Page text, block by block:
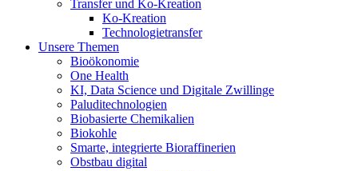
Transfer und Ko-Kreation
Ko-Kreation
Technologietransfer
Unsere Themen
Bioökonomie
One Health
KI, Data Science und Digitale Zwillinge
Paluditechnologien
Biobasierte Chemikalien
Biokohle
Smarte, integrierte Bioraffinerien
Obstbau digital